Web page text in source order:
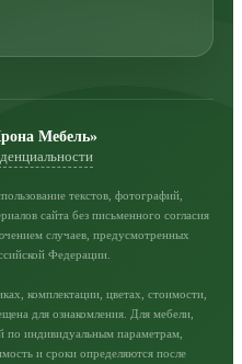
Мебель»
текстов, фотографий,
сайта без письменного согласия
случаев, предусмотренных
Федерации.
комплектации, цветах, стоимости,
для ознакомления. Для мебели,
по индивидуальным параметрам,
и сроки определяются после